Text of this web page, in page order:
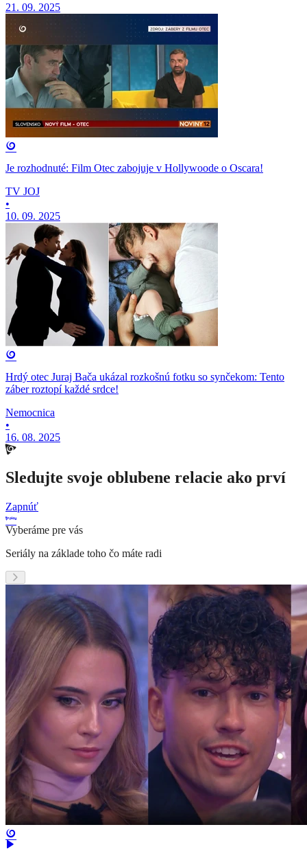
21. 09. 2025
Je rozhodnuté: Film Otec zabojuje v Hollywoode o Oscara!
TV JOJ
•
10. 09. 2025
Hrdý otec Juraj Bača ukázal rozkošnú fotku so synčekom: Tento
záber roztopí každé srdce!
Nemocnica
•
16. 08. 2025
Sledujte svoje oblubene relacie ako prví
Zapnúť
Vyberáme pre vás
Seriály na základe toho čo máte radi